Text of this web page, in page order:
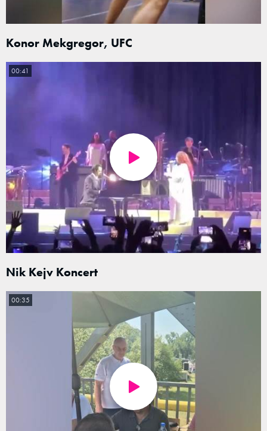
Konor Mekgregor, UFC
Nik Kejv Koncert
00:41
00:35